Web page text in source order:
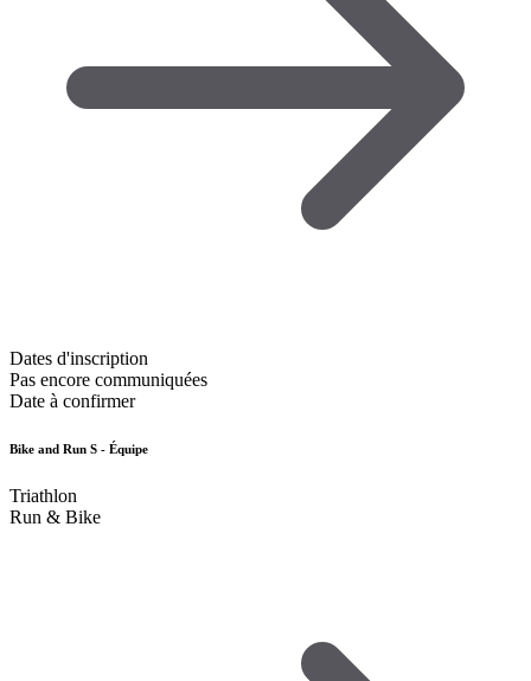
Dates d'inscription
Pas encore communiquées
Date à confirmer
Bike and Run S - Équipe
Triathlon
Run & Bike